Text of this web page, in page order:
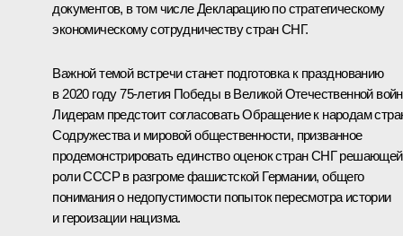
документов, в том числе Декларацию по стратегическому
экономическому сотрудничеству стран СНГ.
Важной темой встречи станет подготовка к празднованию
в 2020 году 75-летия Победы в Великой Отечественной
Лидерам предстоит согласовать Обращение к народам
Содружества и мировой общественности, призванное
продемонстрировать единство оценок стран СНГ решающей
роли СССР в разгроме фашистской Германии, общего
понимания о недопустимости попыток пересмотра истории
и героизации нацизма.